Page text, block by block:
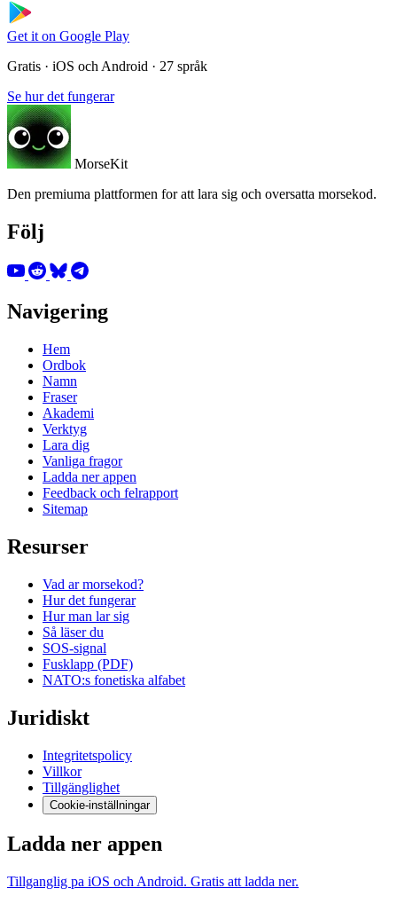
Get it on Google Play
Gratis · iOS och Android · 27 språk
Se hur det fungerar
MorseKit
Den premiuma plattformen for att lara sig och oversatta morsekod.
Följ
Navigering
Hem
Ordbok
Namn
Fraser
Akademi
Verktyg
Lara dig
Vanliga fragor
Ladda ner appen
Feedback och felrapport
Sitemap
Resurser
Vad ar morsekod?
Hur det fungerar
Hur man lar sig
Så läser du
SOS-signal
Fusklapp (PDF)
NATO:s fonetiska alfabet
Juridiskt
Integritetspolicy
Villkor
Tillgänglighet
Cookie-inställningar
Ladda ner appen
Tillganglig pa iOS och Android. Gratis att ladda ner.